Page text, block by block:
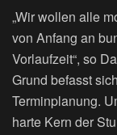
„Wir wollen alle
von Anfang an
Vorlaufzeit“, so
Grund befasst
Terminplanung.
harte Kern der